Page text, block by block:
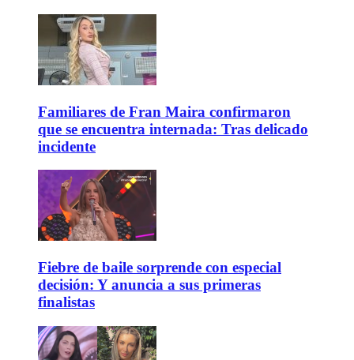
Familiares de Fran Maira confirmaron
que se encuentra internada: Tras delicado
incidente
Fiebre de baile sorprende con especial
decisión: Y anuncia a sus primeras
finalistas